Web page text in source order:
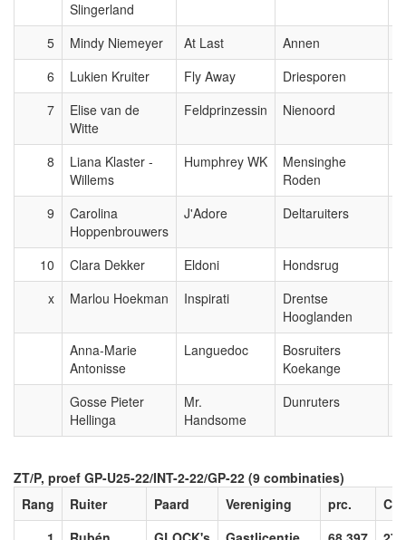
Slingerland
5 Mindy Niemeyer At Last Annen
6
Lukien Kruiter Fly Away Driesporen
7
Elise van de
Witte
Feldprinzessin Nienoord
8
Liana Klaster -
Willems
Humphrey WK
Mensinghe
Roden
9
Carolina
Hoppenbrouwers
J'Adore Deltaruiters
10 Clara Dekker Eldoni Hondsrug
x
Marlou Hoekman Inspirati
Drentse
Hooglanden
Anna-Marie
Antonisse
Languedoc
Bosruiters
Koekange
Gosse Pieter
Hellinga
Mr.
Handsome
Dunruters
ZT/P, proef GP-U25-22/INT-2-22/GP-22 (9 combinaties)
Rang
Ruiter Paard Vereniging prc.
C